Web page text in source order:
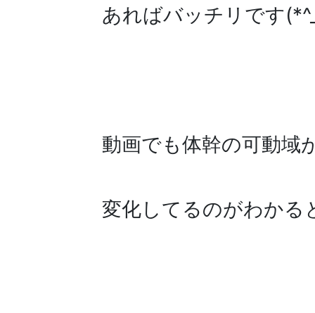
あればバッチリです
動画でも体幹の可動域
変化してるのがわかる